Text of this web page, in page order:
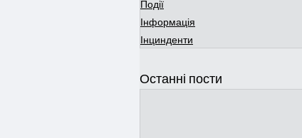
Події
Інформація
Інцинденти
Останні пости